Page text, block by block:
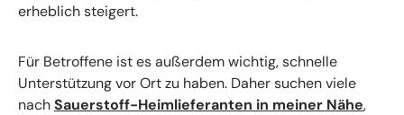
erheblich steigert.
Für Betroffene ist es außerdem wichtig, schnelle
Unterstützung vor Ort zu haben. Daher suchen viele
nachSauerstoff-Heimlieferanten in meiner Nähe,